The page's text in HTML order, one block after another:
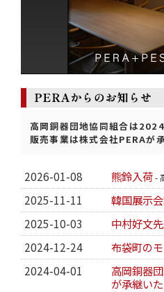
高岡銅器団地協同組合は
販売事業は株式会社PERAが
2026-01-08 熊鈴入荷-
2025-11-11 韓国展示
2025-10-03 中村好文
2024-12-24 布袋町の
2024-04-01
高岡銅器
が承継い